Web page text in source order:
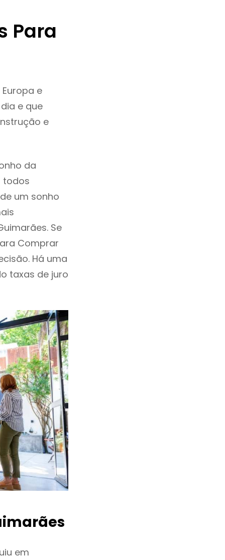
Para
e
e que
e
da
todos
um sonho
Se
Comprar
Há uma
taxas de juro
em